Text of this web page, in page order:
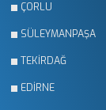
ÇORLU
SÜLEYMANPAŞA
TEKİRDAĞ
EDİRNE